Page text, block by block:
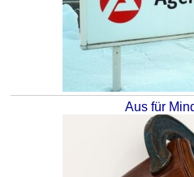
Aus für